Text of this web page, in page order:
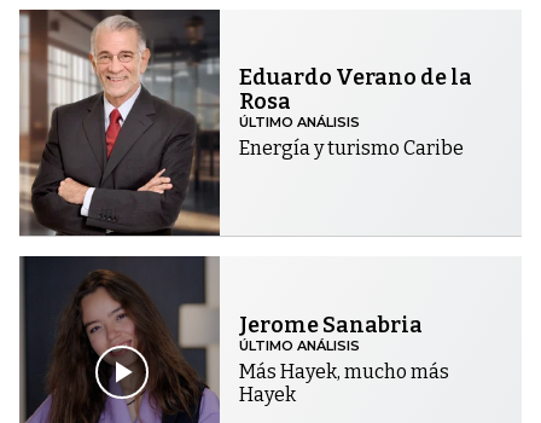
Eduardo Verano de la
Rosa
ÚLTIMO ANÁLISIS
Energía y turismo Caribe
Jerome Sanabria
ÚLTIMO ANÁLISIS
Más Hayek, mucho más
Hayek